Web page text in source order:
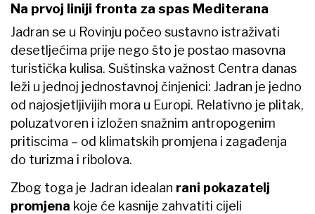
Na prvoj liniji fronta za spas Mediterana
Jadran se u Rovinju počeo sustavno istraživati
desetljećima prije nego što je postao masovna
turistička kulisa. Suštinska važnost Centra danas
leži u jednoj jednostavnoj činjenici: Jadran je jedno
od najosjetljivijih mora u Europi. Relativno je plitak,
poluzatvoren i izložen snažnim antropogenim
pritiscima – od klimatskih promjena i zagađenja
do turizma i ribolova.
Zbog toga je Jadran idealan rani pokazatelj
promjena koje će kasnije zahvatiti cijeli